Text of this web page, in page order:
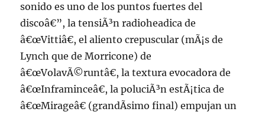
sonido es uno de los puntos fuertes del
discoâ€”, la tensiÃ³n radioheadica de
â€œVittiâ€, el aliento crepuscular (mÃ¡s de
Lynch que de Morricone) de
â€œVolavÃ©runtâ€, la textura evocadora de
â€œInframinceâ€, la poluciÃ³n estÃ¡tica de
â€œMirageâ€ (grandÃ­simo final) empujan un